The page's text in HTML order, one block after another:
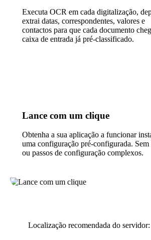
Executa OCR em cada digitalização,
extrai datas, correspondentes, valores e
contactos para que cada documento
caixa de entrada já pré-classificado.
Lance com um clique
Obtenha a sua aplicação a funcionar
uma configuração pré-configurada. Sem
ou passos de configuração complexos.
Localização recomendada do servidor: